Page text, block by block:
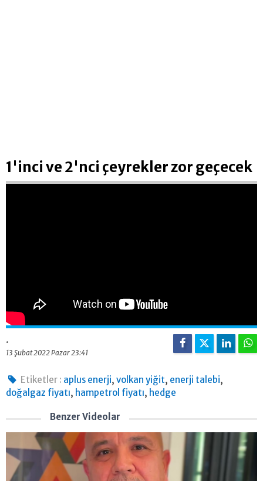
1'inci ve 2'nci çeyrekler zor geçecek
.
13 Şubat 2022 Pazar 23:41
Etiketler : aplus enerji,volkan yiğit, enerji talebi,
doğalgaz fiyatı, hampetrol fiyatı, hedge
Benzer Videolar